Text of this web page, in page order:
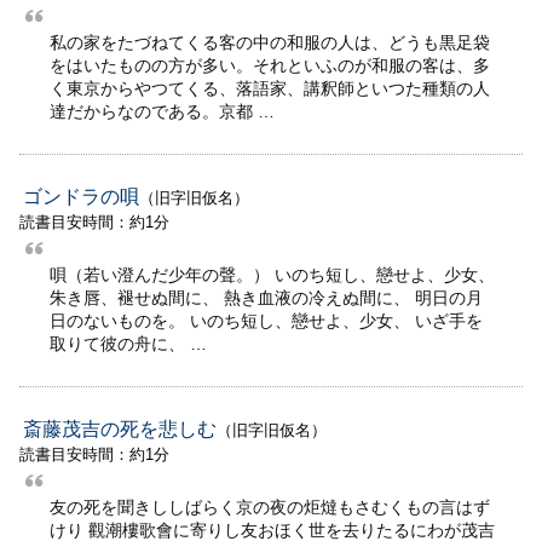
私の家をたづねてくる客の中の和服の人は、どうも黒足袋
をはいたものの方が多い。それといふのが和服の客は、多
く東京からやつてくる、落語家、講釈師といつた種類の人
達だからなのである。京都 …
ゴンドラの唄 （旧字旧仮名）
読書目安時間：約1分
唄（若い澄んだ少年の聲。） いのち短し、戀せよ、少女、
朱き唇、褪せぬ間に、 熱き血液の冷えぬ間に、 明日の月
日のないものを。 いのち短し、戀せよ、少女、 いざ手を
取りて彼の舟に、 …
斎藤茂吉の死を悲しむ （旧字旧仮名）
読書目安時間：約1分
友の死を聞きししばらく京の夜の炬燵もさむくもの言はず
けり 觀潮樓歌會に寄りし友おほく世を去りたるにわが茂吉